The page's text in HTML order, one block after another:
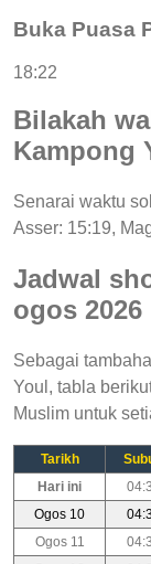
Buka Puasa
18:22
Bilakah
Kampong
Senarai waktu
Asser: 15:19,
Jadwal
ogos 2026
Sebagai
Youl, tabla
Muslim untuk
Tarikh
Hari ini
Ogos 10
Ogos 11